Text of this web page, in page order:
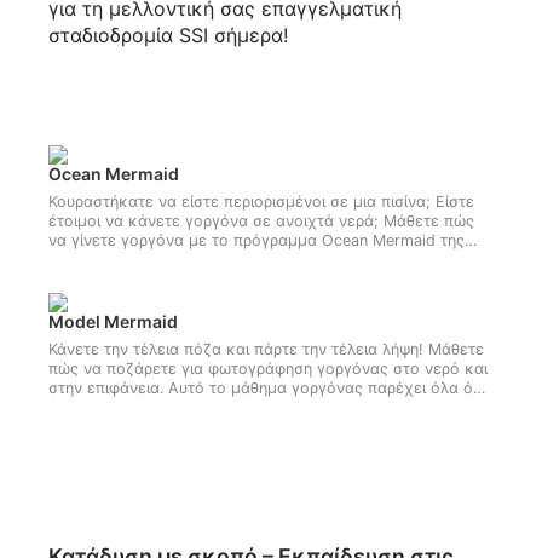
για τη μελλοντική σας επαγγελματική
σταδιοδρομία SSI σήμερα!
Ocean Mermaid
Κουραστήκατε να είστε περιορισμένοι σε μια πισίνα; Είστε
έτοιμοι να κάνετε γοργόνα σε ανοιχτά νερά; Μάθετε πώς
να γίνετε γοργόνα με το πρόγραμμα Ocean Mermaid της
Model Mermaid
Κάνετε την τέλεια πόζα και πάρτε την τέλεια λήψη! Μάθετε
πώς να ποζάρετε για φωτογράφηση γοργόνας στο νερό και
στην επιφάνεια. Αυτό το μάθημα γοργόνας παρέχει όλα όσα